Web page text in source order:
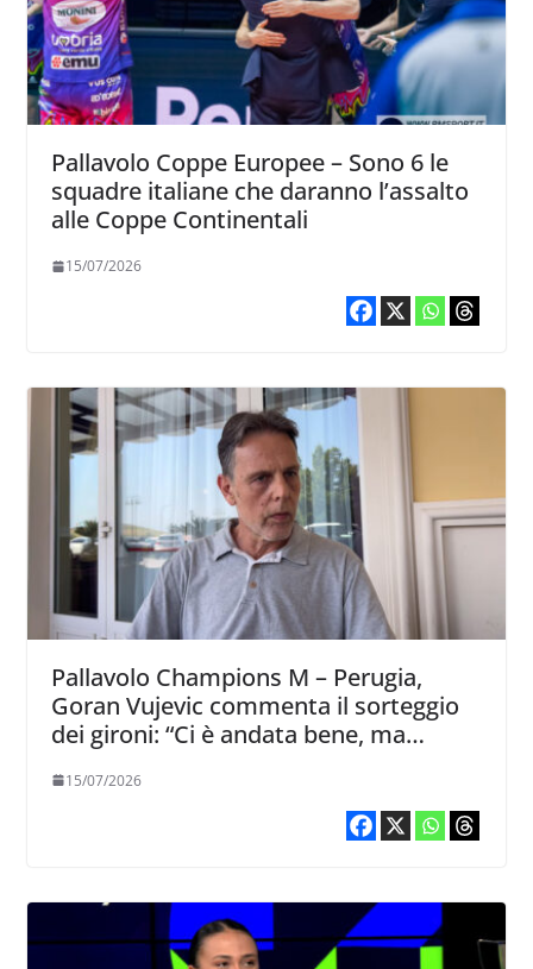
Pallavolo Coppe Europee – Sono 6 le
squadre italiane che daranno l’assalto
alle Coppe Continentali
15/07/2026
Pallavolo Champions M – Perugia,
Goran Vujevic commenta il sorteggio
dei gironi: “Ci è andata bene, ma
15/07/2026